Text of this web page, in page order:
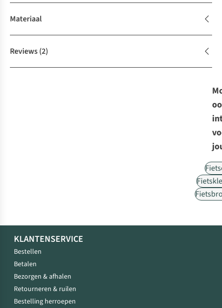
Materiaal
Reviews(2)
KLANTENSERVICE
Bestellen
Betalen
Bezorgen & afhalen
Retourneren & ruilen
Bestelling herroepen